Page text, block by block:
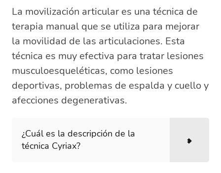
La movilización articular es una técnica de
terapia manual que se utiliza para mejorar
la movilidad de las articulaciones. Esta
técnica es muy efectiva para tratar lesiones
musculoesqueléticas, como lesiones
deportivas, problemas de espalda y cuello y
afecciones degenerativas.
¿Cuál es la descripción de la
técnica Cyriax?